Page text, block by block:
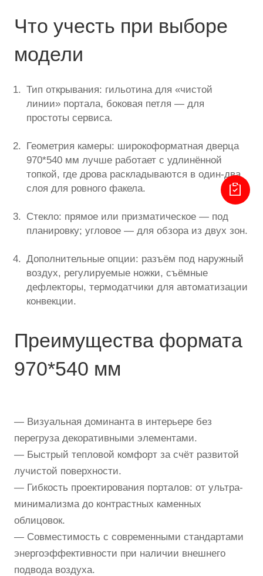
Что учесть при выборе
модели
Тип открывания: гильотина для «чистой
линии» портала, боковая петля — для
простоты сервиса.
Геометрия камеры: широкоформатная дверца
970*540 мм лучше работает с удлинённой
топкой, где дрова раскладываются в один-два
слоя для ровного факела.
Стекло: прямое или призматическое — под
планировку; угловое — для обзора из двух зон.
Дополнительные опции: разъём под наружный
воздух, регулируемые ножки, съёмные
дефлекторы, термодатчики для автоматизации
конвекции.
Преимущества формата
970*540 мм
— Визуальная доминанта в интерьере без
перегруза декоративными элементами.
— Быстрый тепловой комфорт за счёт развитой
лучистой поверхности.
— Гибкость проектирования порталов: от ультра-
минимализма до контрастных каменных
облицовок.
— Совместимость с современными стандартами
энергоэффективности при наличии внешнего
подвода воздуха.